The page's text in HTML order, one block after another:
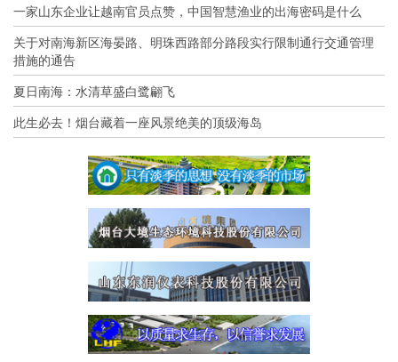
一家山东企业让越南官员点赞，中国智慧渔业的出海密码是什么
关于对南海新区海晏路、明珠西路部分路段实行限制通行交通管理
措施的通告
夏日南海：水清草盛白鹭翩飞
此生必去！烟台藏着一座风景绝美的顶级海岛